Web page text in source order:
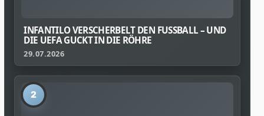
INFANTILO VERSCHERBELT DEN FUSSBALL – UND D
IE UEFA GUCKT IN DIE RÖHRE
29.07.2026
2